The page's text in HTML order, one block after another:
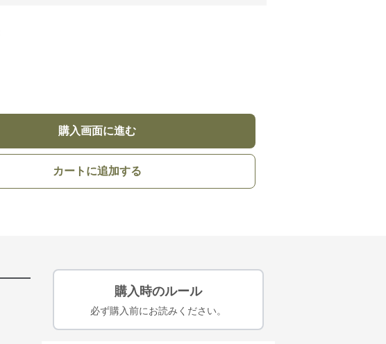
購入画面に進む
カートに追加する
購入時のルール
必ず購入前にお読みください。